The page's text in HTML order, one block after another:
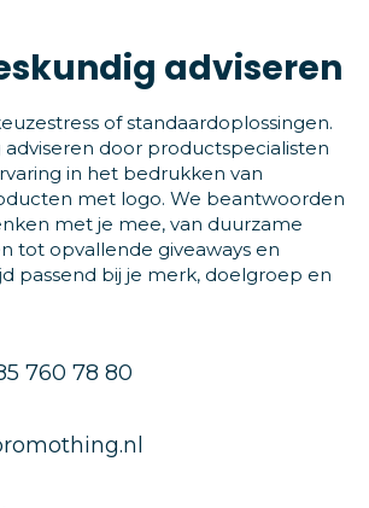
adviseren
of standaardoplossingen.
adviseren door productspecialisten
in het bedrukken van
met logo. We beantwoorden
met je mee, van duurzame
tot opvallende giveaways en
passend bij je merk, doelgroep en
760 78 80